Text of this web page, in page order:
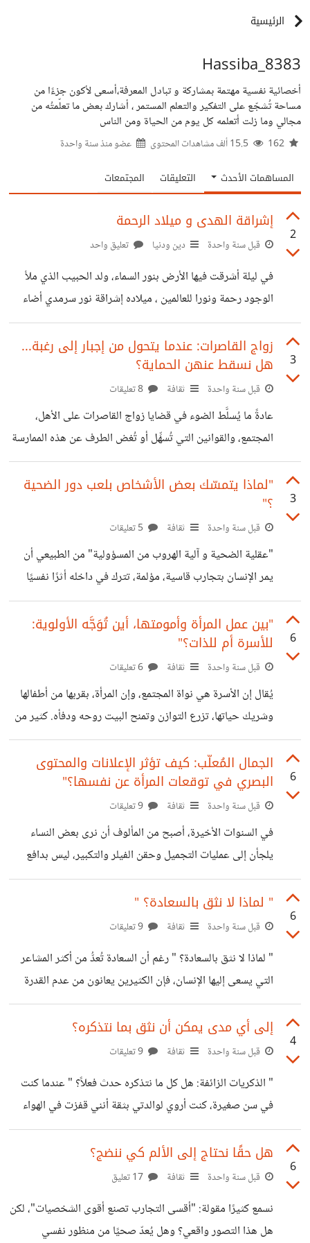
الرئيسية
8383_Hassiba
أخصائية نفسية مهتمة بمشاركة و تبادل المعرفة،أسعى لأكون جزءًا من
مساحة تُشجّع على التفكير والتعلم المستمر ، أشارك بعض ما تعلّمتُه من
مجالي وما زلت أتعلمه كل يوم من الحياة ومن الناس
عضو منذسنة واحدة
المساهمات الأحدث التعليقات المجتمعات
2
إشراقة الهدى و ميلاد الرحمة
قبل سنة واحدة دين ودنيا تعليق واحد
في ليلة أشرقت فيها الأرض بنور السماء، ولد الحبيب الذي ملأ
الوجود رحمة ونورا للعالمين ، ميلاده إشراقة نور سرمدي أضاء
عتمة الدنيا، وبداية فصل جديد للبشرية المتعبة من الضلال
والتيه . في مكة المكرمة، حيث كان الجهل يطغى على العقول
،والظلم ينتشر بين الناس، وُلد الحبيب محمد ليكون نورا يعيد
للإنسان إنسانيته. كان ميلاده رسالة إلهية ووعدا بأن الظلام مهما
طال، فلا بد أن يأتي فجر يبدده. في كل عام، ومع حلول ذكرى
مولده، أتصوّر الأرض لحظة ولادته ،
3
زواج القاصرات: عندما يتحول من إجبار إلى رغبة...
هل نسقط عنهن الحماية؟
قبل سنة واحدة ثقافة
عادةً ما يُسلَّط الضوء في قضايا زواج القاصرات على الأهل،
المجتمع، والقوانين التي تُسهِّل أو تُغض الطرف عن هذه الممارسة
،ونوجه لهم أصابع الاتهام في مثل هذه القضايا، ونتعامل مع
الطفلة على أنها ضحية إجبار أو ضغوط اجتماعية لا تملك فيها أي
رأي. لكن أحيانًا، نُفاجأ بأن الفتاة القاصر ذاتها ترغب في الزواج،
وتُعبّر عن حبها لشخص معيّن، وتقول إنها اختارته بكامل إرادتها
ورغبتها. فما الذي يجب فعله في مثل هذا الموقف؟ هل نمنحها
حرية اتخاذ القرار ونعتبر أن زواجها
3
"لماذا يتمسّك بعض الأشخاص بلعب دور الضحية
؟"
قبل سنة واحدة ثقافة
"عقلية الضحية و آلية الهروب من المسؤولية" من الطبيعي أن
يمر الإنسان بتجارب قاسية، مؤلمة، تترك في داخله أثرًا نفسيًا
كبيرا . فكلّنا عايشنا لحظات خذلان، فقد، أو صدمات شكّلت جزءًا
من وعينا وتاريخنا الشخصي. ولكن بين من يتعامل مع هذه
التجارب كجزء من نموّه وتطوره، وبين من يبقى أسيرًا لها، يظهر
ما يُعرف "بعقلية الضحية " و هي طريقة تفكير تجعل الشخص
يرى نفسه دائمًا في موقع المظلوم، ويعتقد أن ما يحدث له من
مواقف أو صعوبات هو نتيجة
6
"بين عمل المرأة وأمومتها، أين تُوَجَّه الأولوية:
للأسرة أم للذات؟"
قبل سنة واحدة ثقافة
يُقال إن الأسرة هي نواة المجتمع، وإن المرأة، بقربها من أطفالها
وشريك حياتها، تزرع التوازن وتمنح البيت روحه ودفأه. كثير من
النساء يجدن هويتهن في هذا الدور النبيل، لأن هناك شعورًا فطريًا
يربط الأمومة بالانتماء، والبيت بالهوية. إن بناء بيت تُرويه
بالحب، وتُؤسسه على الحوار، وتُربي فيه أبناءً يعرفون ذواتهم
ويحترمون غيرهم، هو مهمة لا تقل قُدسية عن أي إنجاز أكاديمي
أو مهني. كثيرا من النساء يعتبرن أن بناء بيت آمن، وتربية أبناء
متزنين، هو بحد ذاته رسالة سامية لا
6
الجمال المُعلّب: كيف تؤثر الإعلانات والمحتوى
البصري في توقعات المرأة عن نفسها؟"
قبل سنة واحدة ثقافة
في السنوات الأخيرة، أصبح من المألوف أن نرى بعض النساء
يلجأن إلى عمليات التجميل وحقن الفيلر والتكبير، ليس بدافع
طبي ، بل رغبة في التشبه بما يُروَّج له في الإعلانات وصفحات
المشاهير. صور الشفاه الممتلئة، الخدود البارزة، والأنوف الدقيقة
أصبحت تُقدَّم كمقياس للجمال، مما جعل البعض يشعرن أن
على مواقع التواصل، وفي الحياة اليومية؛ حيث باتت ملامح
الوجوه تميل إلى التشابه، وكأن هناك قالبًا واحدًا يجب أن يُحتذى
به. الأمر لا
6
" لماذا لا نثق بالسعادة؟ "
قبل سنة واحدة ثقافة
" لماذا لا نثق بالسعادة؟ " رغم أن السعادة تُعدُّ من أكثر المشاعر
التي يسعى إليها الإنسان، فإن الكثيرين يعانون من عدم القدرة
على الوثوق بها أو الاستمتاع بها بشكل كامل. قد يشعر البعض
بالفرح للحظات، ثم يتسلل إلى داخلهم شعور غريب بالقلق أو
الترقب، كما لو أن هناك خطبًا ما سيحدث. في علم النفس
وهو حالة يشعر فيها الفرد بقلق مستمر من المستقبل، حتى في
لحظات السكون والراحة. هذا
4
إلى أي مدى يمكن أن نثق بما نتذكره؟
قبل سنة واحدة ثقافة
" الذكريات الزائفة: هل كل ما نتذكره حدث فعلاً؟ " عندما كنت
في سن صغيرة، كنت أروي لوالدتي بثقة أنني قفزت في الهواء
وبقيت معلقة لفترة طويلة فوق سطح بيت جدتي ، كما لو أنني
كنت أطير. لم يكن الأمر بالنسبة لي مجرد خيال أو حلم، بل كان
في ذاكرتي حدثًا واضحًا ومؤكدًا، أستطيع استرجاعه بتفاصيل
وأنني فقط تخيلت ذلك. ومع مرور السنوات وتقدّمي في العمر،
6
هل حقًا نحتاج إلى الألم كي ننضج؟
قبل سنة واحدة ثقافة
نسمع كثيرًا مقولة: "أقسى التجارب تصنع أقوى الشخصيات"، لكن
هل هذا التصور واقعي؟ وهل يُعدّ صحيًا من منظور نفسي